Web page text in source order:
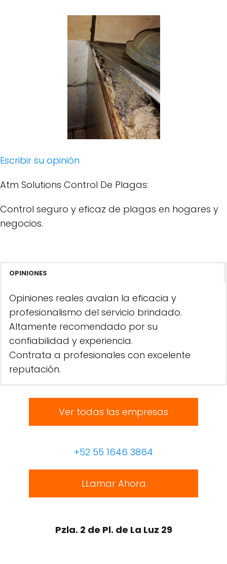
Escribir su opinión
Atm Solutions Control De Plagas:
Control seguro y eficaz de plagas en hogares y
negocios.
OPINIONES
Opiniones reales avalan la eficacia y
profesionalismo del servicio brindado.
Altamente recomendado por su
confiabilidad y experiencia.
Contrata a profesionales con excelente
reputación.
Ver todas las empresas
+52 55 1646 3864
LLamar Ahora
Pzla. 2 de Pl. de La Luz 29